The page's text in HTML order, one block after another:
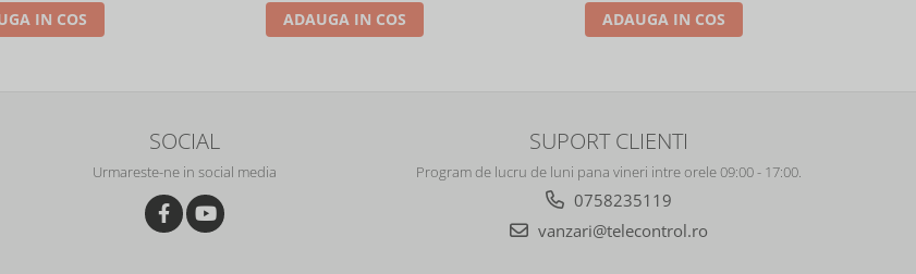
IN COS ADAUGA IN COS ADAUGA IN COS
SOCIAL
Urmareste-ne in social media
SUPORT CLIENTI
Program de lucru de luni pana vineri intre orele 09:00 - 17:00.
0758235119
vanzari@telecontrol.ro